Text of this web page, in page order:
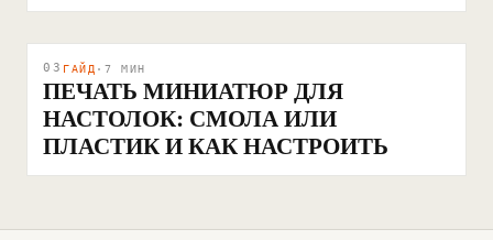
03 ГАЙД · 7 МИН
ПЕЧАТЬ МИНИАТЮР ДЛЯ
НАСТОЛОК: СМОЛА ИЛИ
ПЛАСТИК И КАК НАСТРОИТЬ